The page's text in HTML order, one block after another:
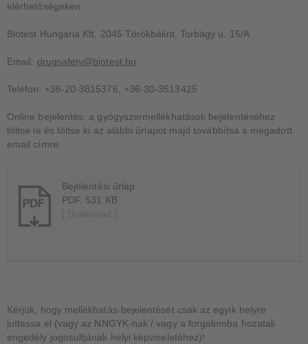
elérhetőségeken:
Biotest Hungaria Kft, 2045 Törökbálint, Torbágy u. 15/A
Email: drugsafety@biotest.hu
Telefon: +36-20-3815376, +36-30-3513425
Online bejelentés: a gyógyszermellékhatások bejelentéséhez
töltse le és töltse ki az alábbi űrlapot majd továbbítsa a megadott
email címre.
Bejelentési űrlap
PDF, 531 KB
Kérjük, hogy mellékhatás-bejelentését csak az egyik helyre
juttassa el (vagy az NNGYK-nak / vagy a forgalomba hozatali
engedély jogosultjának helyi képviseletéhez)!